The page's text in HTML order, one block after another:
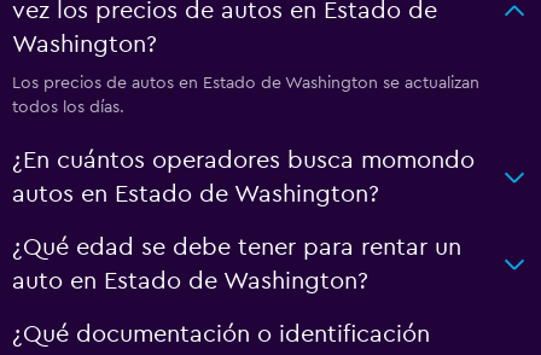
vez los precios de autos en Estado de
Washington?
Los precios de autos en Estado de Washington se actualizan
todos los días.
¿En cuántos operadores busca momondo
autos en Estado de Washington?
¿Qué edad se debe tener para rentar un
auto en Estado de Washington?
¿Qué documentación o identificación